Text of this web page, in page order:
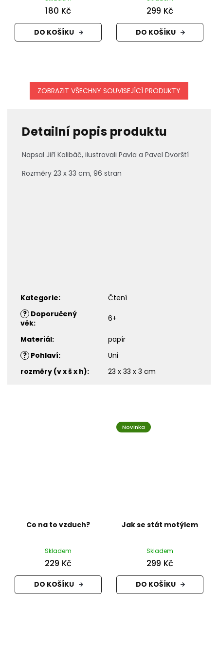
180 Kč
DO KOŠÍKU
299 Kč
DO KOŠÍKU
ZOBRAZIT VŠECHNY SOUVISEJÍCÍ PRODUKTY
Detailní popis produktu
Napsal Jiří Kolibáč, ilustrovali Pavla a Pavel Dvorští
Rozměry 23 x 33 cm, 96 stran
Kategorie:
Čtení
? Doporučený
věk: 6+
Materiál:
papír
? Pohlaví:
Uni
rozměry (v x š x h): 23 x 33 x 3 cm
Co na to vzduch?
Skladem
229 Kč
DO KOŠÍKU
Novinka
Jak se stát motýlem
Skladem
299 Kč
DO KOŠÍKU